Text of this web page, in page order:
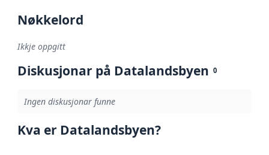
Nøkkelord
Ikkje oppgitt
Diskusjonar på Datalandsbyen 0
Ingen diskusjonar funne
Kva er Datalandsbyen?